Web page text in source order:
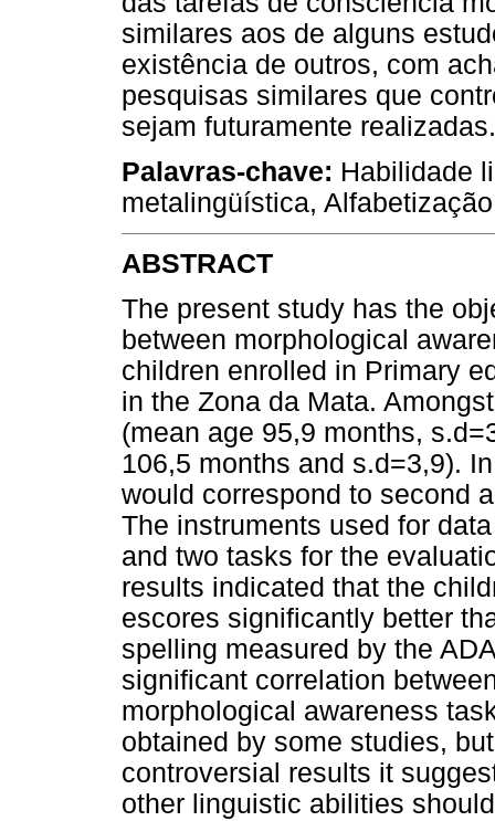
similares aos de alguns
existência de outros, com
pesquisas similares que
sejam futuramente realizadas.
Palavras-chave: Habilidade
metalingüística,
ABSTRACT
The present study has the
between morphological
children enrolled in Primary
in the Zona da Mata.
(mean age 95,9 months,
106,5 months and s.d=3,9).
would correspond to second
The instruments used for
and two tasks for the
results indicated that the
escores significantly better
spelling measured by the
significant correlation
morphological awareness
obtained by some studies,
controversial results it
other linguistic abilities